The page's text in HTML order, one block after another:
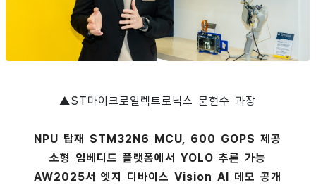
▲ST마이크로일렉트로닉스 문현수 과장
NPU 탑재 STM32N6 MCU, 600 GOPS 제공
소형 임베디드 플랫폼에서 YOLO 추론 가능
AW2025서 엣지 디바이스 Vision AI 데모 공개